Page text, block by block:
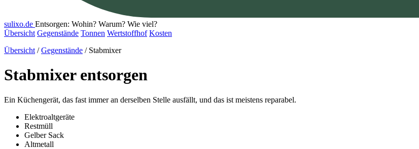
sulixo.de Entsorgen: Wohin? Warum? Wie viel?
Übersicht Gegenstände Tonnen Wertstoffhof Kosten
Übersicht /Gegenstände / Stabmixer
Stabmixer entsorgen
Ein Küchengerät, das fast immer an derselben Stelle ausfällt, und das ist meistens reparabel.
Elektroaltgeräte
Restmüll
Gelber Sack
Altmetall